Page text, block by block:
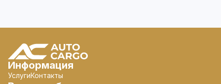
Информация
УслугиКонтакты